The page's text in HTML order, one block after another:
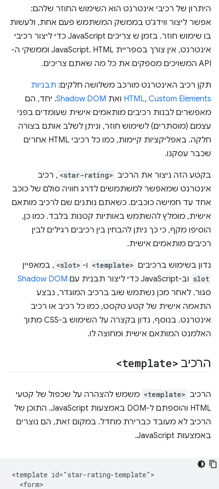
היתרון של רכיבי אינטרנט הוא השימוש החוזר שלהם:
אפשר ליצור ווידג'ט בממשק המשתמש פעם אחת, ולעשות
בו שימוש חוזר. בזמן ש צריכים JavaScript כדי ליצור רכיבי
אינטרנט, אין צורך בספריית JavaScript. HTML וממשקי ה-
API המשויכים מספקים את כל מה שאתם צריכים.
תקן רכיב האינטרנט מורכב משלושה חלקים: תבניות
HTML, Custom Elements ואת Shadow DOM. יחד, הם
מאפשרים לבנות רכיבים מותאמים אישית שעומדים בפני
עצמם (מוסתרים) לשימוש חוזר, וניתן לשלב אותם בצורה
חלקה. באפליקציות קיימות, כמו כל רכיבי HTML אחרים
שכבר עסקנו.
בקטע הזה ניצור את הרכיב <star-rating> , רכיב
אינטרנט שמאפשר למשתמשים לדרג חוויה סולם של כוכב
אחד עד חמישה כוכבים. כשאתם נותנים שם לרכיב מותאם
אישית, מומלץ להשתמש באותיות קטנות בלבד. כמו כן,
הוסיפו מקף, כי כך ניתן להבחין בין רכיבים רגילים לבין
רכיבים מותאמים אישית.
נדון בשימוש ברכיבים <template> ו- <slot> , במאפיין
slot וב-JavaScript כדי ליצור תבנית עם
Shadow DOM
סגור. לאחר מכן נשתמש שוב ברכיב המוגדר, נבצע
התאמה אישית של קטע טקסט, כמו כל רכיב או רכיב
אינטרנט. בנוסף, נדון בקצרה על השימוש ב-CSS מתוך
האלמנט המותאם אישית ומחוצה לו.
הרכיב <template>
הרכיב <template> משמש להצהרה על שכפול של קטעי
HTML והוספתם ל-DOM באמצעות JavaScript. התוכן של
הרכיב לא מעובד כברירת מחדל. במקום זאת, הם נוצרים
באמצעות JavaScript.
<template id="star-rating-template">
  <form>